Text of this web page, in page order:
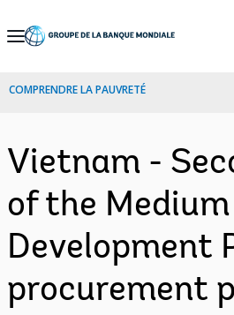
Skip
Navigation
COMPRENDRE LA PAUVRETÉ
Vietnam -
of the
Development
procurement